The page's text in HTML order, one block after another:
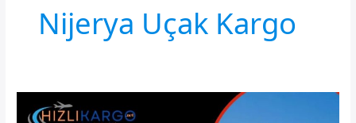
Nijerya Uçak Kargo